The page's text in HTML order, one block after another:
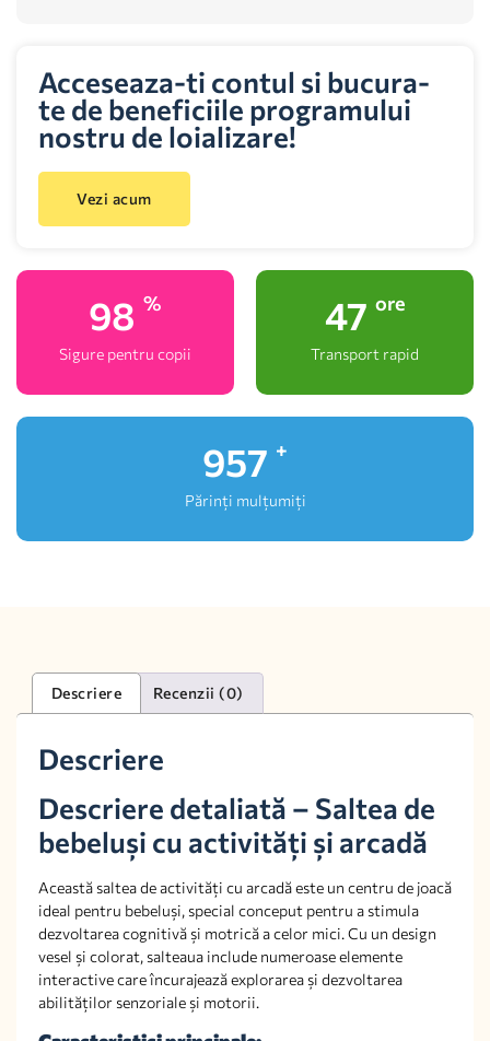
Acceseaza-ti contul si bucura-
te de beneficiile programului
nostru de loializare!
Vezi acum
100 %
Sigure pentru copii
48 ore
Transport rapid
1,000
Părinți mulțumiți
Descriere Recenzii (0)
Descriere
Descriere detaliată – Saltea de
bebeluși cu activități și arcadă
Această saltea de activități cu arcadă este un centru de joacă
ideal pentru bebeluși, special conceput pentru a stimula
dezvoltarea cognitivă și motrică a celor mici. Cu un design
vesel și colorat, salteaua include numeroase elemente
interactive care încurajează explorarea și dezvoltarea
abilităților senzoriale și motorii.